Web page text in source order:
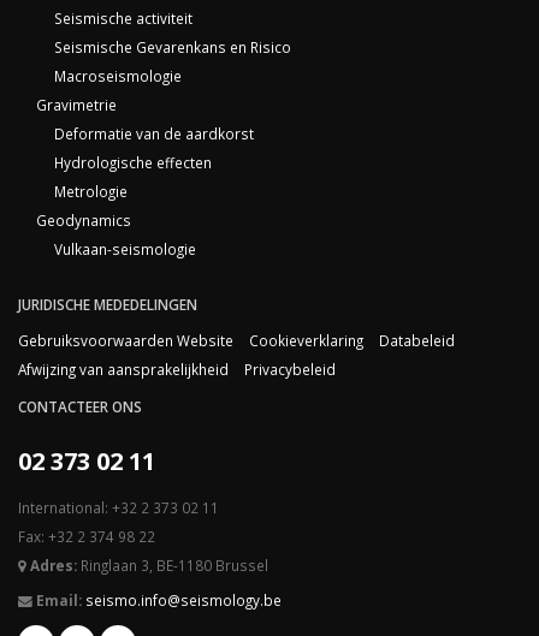
Seismische activiteit
Seismische Gevarenkans en Risico
Macroseismologie
Gravimetrie
Deformatie van de aardkorst
Hydrologische effecten
Metrologie
Geodynamics
Vulkaan-seismologie
JURIDISCHE MEDEDELINGEN
Gebruiksvoorwaarden Website
Cookieverklaring
Databeleid
Afwijzing van aansprakelijkheid
Privacybeleid
CONTACTEER ONS
02 373 02 11
International: +32 2 373 02 11
Fax: +32 2 374 98 22
Adres: Ringlaan 3, BE-1180 Brussel
Email: seismo.info@seismology.be